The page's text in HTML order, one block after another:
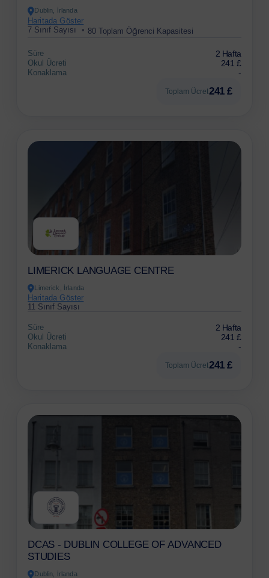
Dublin, İrlanda
Haritada Göster
7 Sınıf Sayısı
80 Toplam Öğrenci Kapasitesi
Süre 2 Hafta
Okul Ücreti 241 £
Konaklama -
Toplam Ücret241 £
LIMERICK LANGUAGE CENTRE
Limerick, İrlanda
Haritada Göster
11 Sınıf Sayısı
Süre 2 Hafta
Okul Ücreti 241 £
Konaklama -
Toplam Ücret241 £
DCAS - DUBLIN COLLEGE OF ADVANCED
STUDIES
Dublin, İrlanda